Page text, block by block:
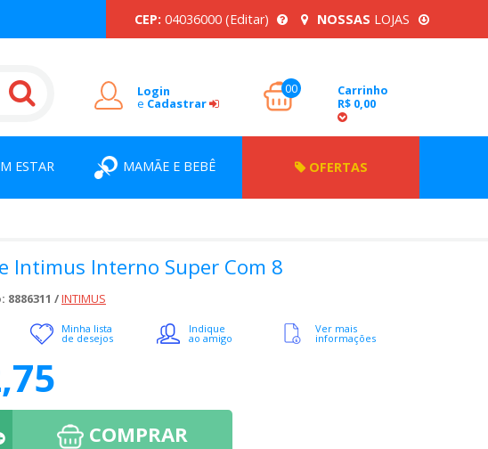
CEP: 04036000 (Editar) NOSSAS LOJAS
Login
e Cadastrar
00
Carrinho
R$ 0,00
ESTAR MAMÃE E BEBÊ OFERTAS
Intimus Interno Super Com 8
/INTIMUS
Minha lista
de desejos
Indique
ao amigo
Ver mais
informações
COMPRAR